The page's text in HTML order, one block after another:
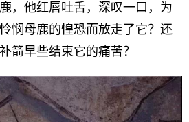
，他红唇吐舌，深叹一口，为
悯母鹿的惶恐而放走了它？还
箭早些结束它的痛苦？